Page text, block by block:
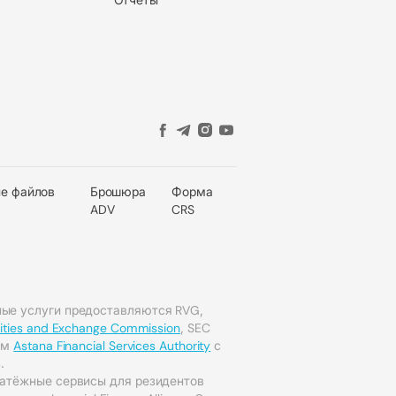
файлов
Брошюра
ADV
Форма
CRS
услуги предоставляются RVG,
and Exchange Commission, SEC
Astana Financial Services Authority с
сервисы для резидентов